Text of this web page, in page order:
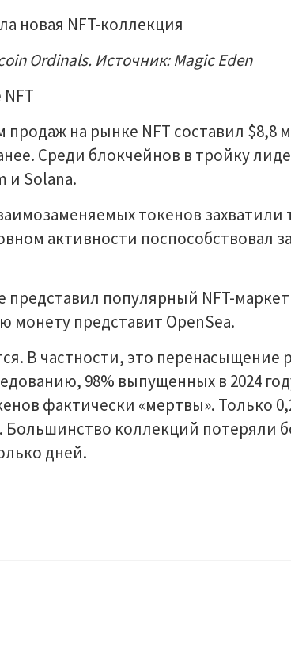
Ordinals. Источник: Magic Eden
продаж на рынке NFT составил $8,8
Среди блокчейнов в тройку
и Solana.
токенов
активности поспособствовал
популярный NFT-
монету представит OpenSea.
В частности, это перенасыщение
98% выпущенных в 2024
фактически «мертвы». Только
коллекций потеряли
дней.